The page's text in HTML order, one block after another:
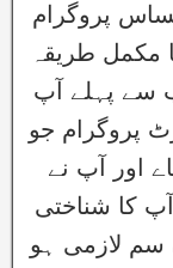
پروگرام
مکمل طریقہ
سے پہلے آپ
پروگرام جو
اور آپ نے
کا شناختی
سم لازمی ہو